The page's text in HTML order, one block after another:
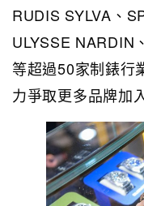
RUDIS SYLVA、
ULYSSE NARDIN
等超過50家制錶行
力爭取更多品牌加